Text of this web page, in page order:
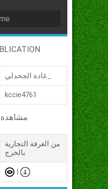
kccie4761
مشاهدة
من الغرفة التجارية
بالخرج